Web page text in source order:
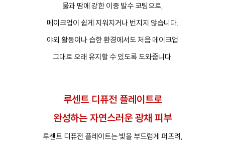
물과 땀에 강한 이중 발수 코팅으로,
메이크업이 쉽게 지워지거나 번지지 않습니다.
야외 활동이나 습한 환경에서도 처음 메이크업
그대로 오래 유지할 수 있도록 도와줍니다.
루센트 디퓨전 플레이트로
완성하는 자연스러운 광채 피부
루센트 디퓨전 플레이트는 빛을 부드럽게 퍼뜨려,